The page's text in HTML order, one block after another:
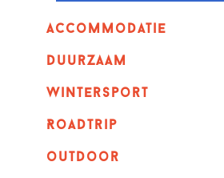
Accommodatie
Duurzaam
wintersport
Roadtrip
outdoor